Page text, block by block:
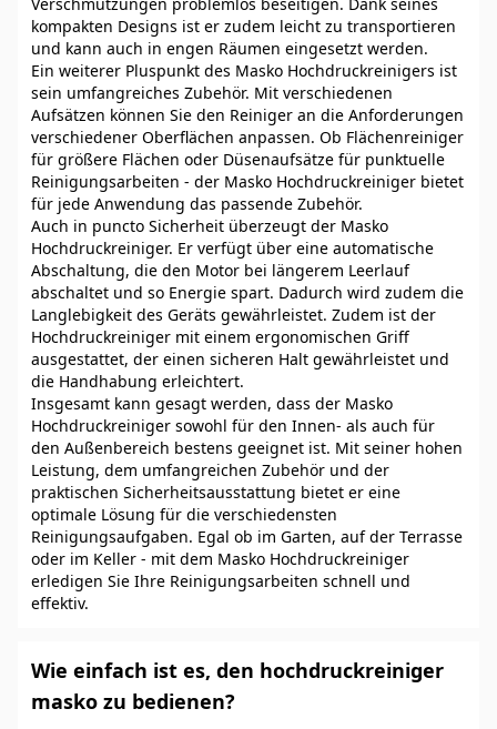
kompakten Designs ist er zudem leicht zu transportieren
und kann auch in engen Räumen eingesetzt werden.
Ein weiterer Pluspunkt des Masko Hochdruckreinigers ist
sein umfangreiches Zubehör. Mit verschiedenen
Aufsätzen können Sie den Reiniger an die Anforderungen
verschiedener Oberflächen anpassen. Ob Flächenreiniger
für größere Flächen oder Düsenaufsätze für punktuelle
Reinigungsarbeiten - der Masko Hochdruckreiniger bietet
für jede Anwendung das passende Zubehör.
Auch in puncto Sicherheit überzeugt der Masko
Hochdruckreiniger. Er verfügt über eine automatische
Abschaltung, die den Motor bei längerem Leerlauf
abschaltet und so Energie spart. Dadurch wird zudem die
Langlebigkeit des Geräts gewährleistet. Zudem ist der
Hochdruckreiniger mit einem ergonomischen Griff
ausgestattet, der einen sicheren Halt gewährleistet und
die Handhabung erleichtert.
Insgesamt kann gesagt werden, dass der Masko
Hochdruckreiniger sowohl für den Innen- als auch für
den Außenbereich bestens geeignet ist. Mit seiner hohen
Leistung, dem umfangreichen Zubehör und der
praktischen Sicherheitsausstattung bietet er eine
optimale Lösung für die verschiedensten
Reinigungsaufgaben. Egal ob im Garten, auf der Terrasse
oder im Keller - mit dem Masko Hochdruckreiniger
erledigen Sie Ihre Reinigungsarbeiten schnell und
effektiv.
Wie einfach ist es, den hochdruckreiniger
masko zu bedienen?